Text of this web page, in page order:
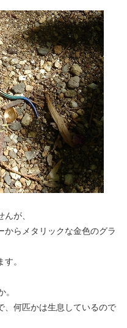
が、
からメタリックな金色のグラ
。
、何匹かは生息しているので